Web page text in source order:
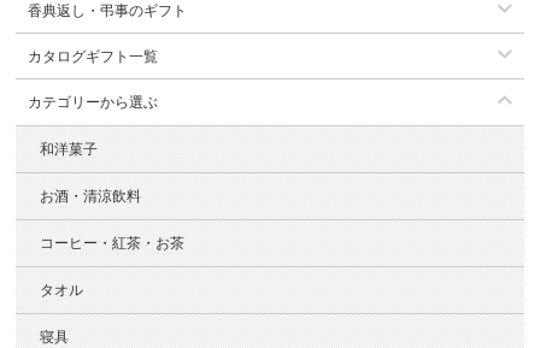
香典返し・弔事のギフト
カタログギフト一覧
カテゴリーから選ぶ
和洋菓子
お酒・清涼飲料
コーヒー・紅茶・お茶
タオル
寝具